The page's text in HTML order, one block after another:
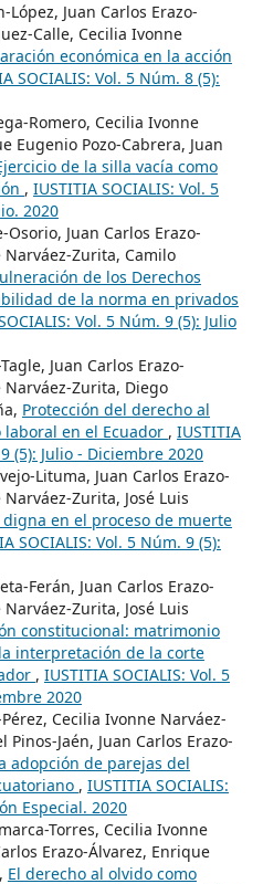
Juan Carlos Erazo-
Calle, Cecilia Ivonne
económica en la acción
SOCIALIS: Vol. 5 Núm. 8 (5):
Romero, Cecilia Ivonne
Eugenio Pozo-Cabrera, Juan
de la silla vacía como
, IUSTITIA SOCIALIS: Vol. 5
2020
Juan Carlos Erazo-
Zurita, Camilo
de los Derechos
de la norma en privados
Vol. 5 Núm. 9 (5): Julio
Juan Carlos Erazo-
Zurita, Diego
Protección del derecho al
en el Ecuador , IUSTITIA
(5): Julio - Diciembre 2020
Lituma, Juan Carlos Erazo-
Zurita, José Luis
digna en el proceso de muerte
SOCIALIS: Vol. 5 Núm. 9 (5):
Ferán, Juan Carlos Erazo-
Zurita, José Luis
constitucional: matrimonio
interpretación de la corte
, IUSTITIA SOCIALIS: Vol. 5
2020
Cecilia Ivonne Narváez-
Jaén, Juan Carlos Erazo-
adopción de parejas del
, IUSTITIA SOCIALIS:
Especial. 2020
Torres, Cecilia Ivonne
Erazo-Álvarez, Enrique
El derecho al olvido como